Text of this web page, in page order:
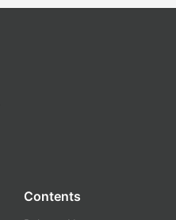
Contents